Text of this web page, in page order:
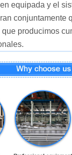
equipada y el
conjuntamente
producimos